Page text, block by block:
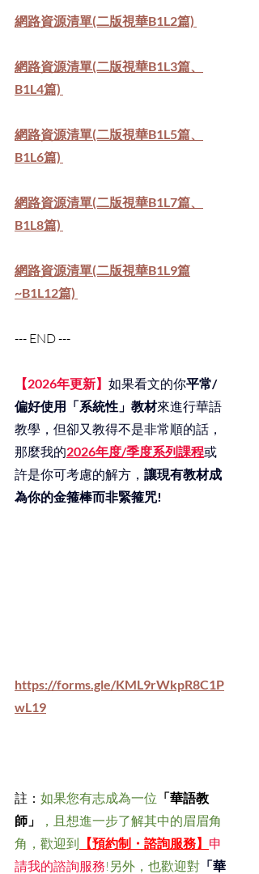
網路資源清單(二版視華B1L2篇)
網路資源清單(二版視華B1L3篇、
B1L4篇)
網路資源清單(二版視華B1L5篇、
B1L6篇)
網路資源清單(二版視華B1L7篇、
B1L8篇)
網路資源清單(二版視華B1L9篇
~B1L12篇)
--- END ---
【2026年更新】 如果看文的你平常/
偏好使用「系統性」教材來進行華語
教學，但卻又教得不是非常順的話，
那麼我的2026年度/季度系列課程或
許是你可考慮的解方， 讓現有教材成
為你的金箍棒而非緊箍咒!
https://forms.gle/KML9rWkpR8C1P
wL19
註： 如果您有志成為一位 「華語教
師」
，且想進一步了解其中的眉眉角
角，歡迎到 【預約制・諮詢服務】 申
請我的諮詢服務!另外，也歡迎對 「華